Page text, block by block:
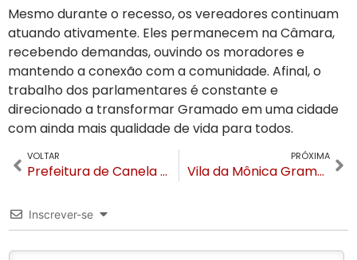
Mesmo durante o recesso, os vereadores continuam
atuando ativamente. Eles permanecem na Câmara,
recebendo demandas, ouvindo os moradores e
mantendo a conexão com a comunidade. Afinal, o
trabalho dos parlamentares é constante e
direcionado a transformar Gramado em uma cidade
com ainda mais qualidade de vida para todos.
VOLTAR
Prefeitura de Canela alerta para golpes em nome da administração municipal e do Hospital
PRÓXIMA
Vila da Mônica Gramado tem promoção de ingressos para “Chico Bento e a Goiabeira Maraviósa”
Inscrever-se